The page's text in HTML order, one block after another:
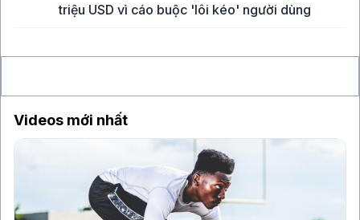
triệu USD vì cáo buộc 'lôi kéo' người dùng
Videos mới nhất